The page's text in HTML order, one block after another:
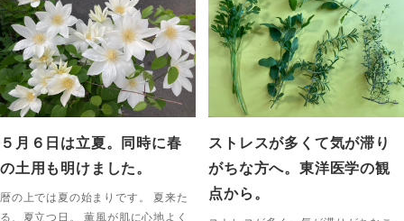
５月６日は立夏。同時に春
の土用も明けました。
暦の上では夏の始まりです。 夏来た
る、夏立つ日。 薫風が肌に心地よく
ストレスが多くて気が滞り
がちな方へ。東洋医学の観
点から。